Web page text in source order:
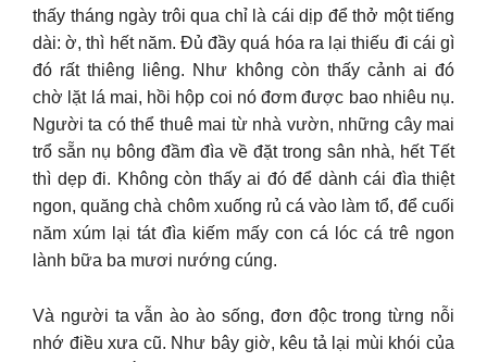
thấy tháng ngày trôi qua chỉ là cái dịp để thở một tiếng
dài: ờ, thì hết năm. Đủ đầy quá hóa ra lại thiếu đi cái gì
đó rất thiêng liêng. Như không còn thấy cảnh ai đó
chờ lặt lá mai, hồi hộp coi nó đơm được bao nhiêu nụ.
Người ta có thể thuê mai từ nhà vườn, những cây mai
trổ sẵn nụ bông đầm đìa về đặt trong sân nhà, hết Tết
thì dẹp đi. Không còn thấy ai đó để dành cái đìa thiệt
ngon, quăng chà chôm xuống rủ cá vào làm tổ, để cuối
năm xúm lại tát đìa kiếm mấy con cá lóc cá trê ngon
lành bữa ba mươi nướng cúng.
Và người ta vẫn ào ào sống, đơn độc trong từng nỗi
nhớ điều xưa cũ. Như bây giờ, kêu tả lại mùi khói của